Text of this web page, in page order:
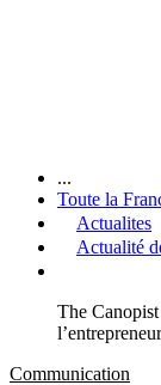
...
Toute la
Actualites
Actualité
The
Communication